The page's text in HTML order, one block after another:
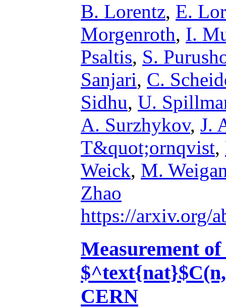
B. Lorentz, E.
Morgenroth, I.
Psaltis, S.
Sanjari, C.
Sidhu, U.
A. Surzhykov, J.
T&quot;ornqvist,
Weick, M.
Zhao
https://arxiv.org/
Measurement
CERN